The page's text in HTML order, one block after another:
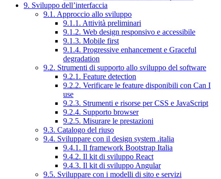
9. Sviluppo dell’interfaccia
9.1. Approccio allo sviluppo
9.1.1. Attività preliminari
9.1.2. Web design responsivo e accessibile
9.1.3. Mobile first
9.1.4. Progressive enhancement e Graceful
degradation
9.2. Strumenti di supporto allo sviluppo del software
9.2.1. Feature detection
9.2.2. Verificare le feature disponibili con Can I
use
9.2.3. Strumenti e risorse per CSS e JavaScript
9.2.4. Supporto browser
9.2.5. Misurare le prestazioni
9.3. Catalogo del riuso
9.4. Sviluppare con il design system .italia
9.4.1. Il framework Bootstrap Italia
9.4.2. Il kit di sviluppo React
9.4.3. Il kit di sviluppo Angular
9.5. Sviluppare con i modelli di sito e servizi